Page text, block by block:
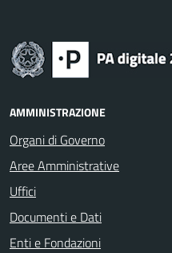
AMMINISTRAZIONE
Organi di Governo
Aree Amministrative
Uffici
Documenti e Dati
Enti e Fondazioni